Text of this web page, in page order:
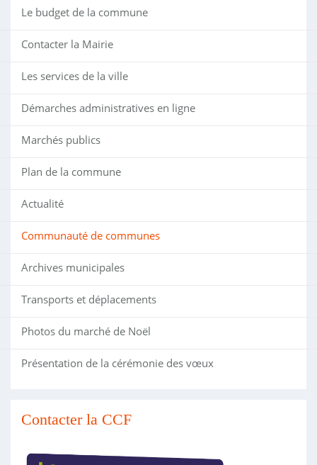
Le budget de la commune
Contacter la Mairie
Les services de la ville
Démarches administratives en ligne
Marchés publics
Plan de la commune
Actualité
Communauté de communes
Archives municipales
Transports et déplacements
Photos du marché de Noël
Présentation de la cérémonie des vœux
Contacter la CCF